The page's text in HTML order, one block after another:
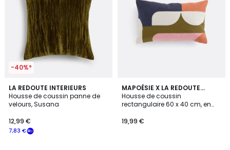
-40%*
LA REDOUTE INTERIEURS
Housse de coussin panne de
velours, Susana
7,83 €
12,99 €
4,4
/ 5
2
Couleurs
MAPOÉSIE X LA REDOUTE
INTÉRIEURS
Housse de coussin
rectangulaire 60 x 40 cm, en
19,99 €